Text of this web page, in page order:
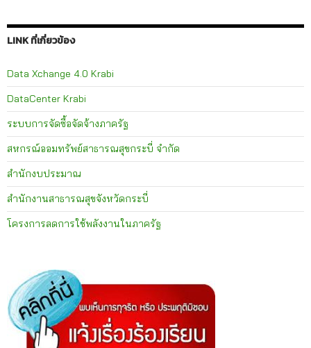
LINK ที่เกี่ยวข้อง
Data Xchange 4.0 Krabi
DataCenter Krabi
ระบบการจัดซื้อจัดจ้างภาครัฐ
สหกรณ์ออมทรัพย์สาธารณสุขกระบี่ จำกัด
สำนักงบประมาณ
สำนักงานสาธารณสุขจังหวัดกระบี่
โครงการลดการใช้พลังงานในภาครัฐ